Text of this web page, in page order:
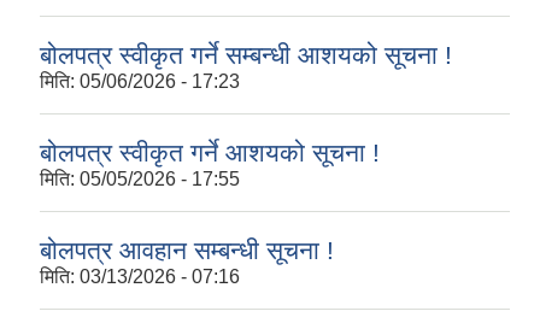
बोलपत्र स्वीकृत गर्ने सम्बन्धी आशयको सूचना !
मिति: 05/06/2026 - 17:23
बोलपत्र स्वीकृत गर्ने आशयको सूचना !
मिति: 05/05/2026 - 17:55
बोलपत्र आवहान सम्बन्धी सूचना !
मिति: 03/13/2026 - 07:16